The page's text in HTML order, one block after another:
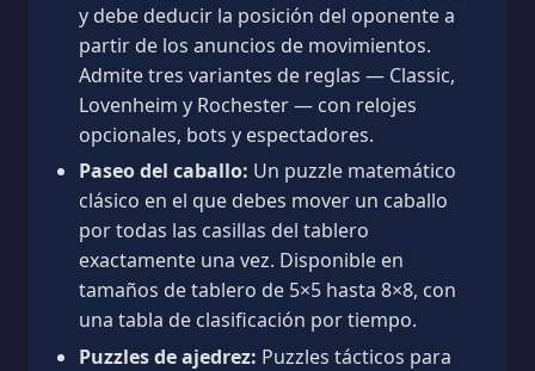
y debe deducir la posición del oponente a
partir de los anuncios de movimientos.
Admite tres variantes de reglas — Classic,
Lovenheim y Rochester — con relojes
opcionales, bots y espectadores.
Paseo del caballo: Un puzzle matemático
clásico en el que debes mover un caballo
por todas las casillas del tablero
exactamente una vez. Disponible en
tamaños de tablero de 5×5 hasta 8×8, con
una tabla de clasificación por tiempo.
Puzzles de ajedrez: Puzzles tácticos para